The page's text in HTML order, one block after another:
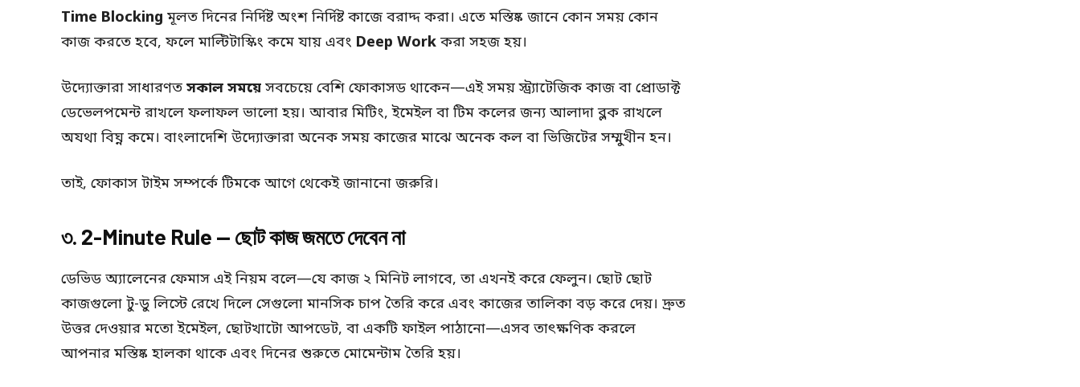
Time Blocking মূলত দিনের নির্দিষ্ট অংশ নির্দিষ্ট কাজে বরাদ্দ করা। এতে মস্তিষ্ক জানে কোন সময় কোন
কাজ করতে হবে, ফলে মাল্টিটাস্কিং কমে যায় এবং Deep Work করা সহজ হয়।
উদ্যোক্তারা সাধারণত সকাল সময়ে সবচেয়ে বেশি ফোকাসড থাকেন—এই সময় স্ট্র্যাটেজিক কাজ বা প্রোডাক্ট
ডেভেলপমেন্ট রাখলে ফলাফল ভালো হয়। আবার মিটিং, ইমেইল বা টিম কলের জন্য আলাদা ব্লক রাখলে
অযথা বিঘ্ন কমে। বাংলাদেশি উদ্যোক্তারা অনেক সময় কাজের মাঝে অনেক কল বা ভিজিটের সম্মুখীন হন।
তাই, ফোকাস টাইম সম্পর্কে টিমকে আগে থেকেই জানানো জরুরি।
৩. 2-Minute Rule — ছোট কাজ জমতে দেবেন না
ডেভিড অ্যালেনের ফেমাস এই নিয়ম বলে—যে কাজ ২ মিনিট লাগবে, তা এখনই করে ফেলুন। ছোট ছোট
কাজগুলো টু-ডু লিস্টে রেখে দিলে সেগুলো মানসিক চাপ তৈরি করে এবং কাজের তালিকা বড় করে দেয়। দ্রুত
উত্তর দেওয়ার মতো ইমেইল, ছোটখাটো আপডেট, বা একটি ফাইল পাঠানো—এসব তাৎক্ষণিক করলে
আপনার মস্তিষ্ক হালকা থাকে এবং দিনের শুরুতে মোমেন্টাম তৈরি হয়।